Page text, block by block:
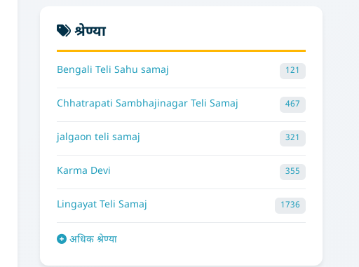
श्रेण्या
Bengali Teli Sahu samaj 121
Chhatrapati Sambhajinagar Teli Samaj 467
jalgaon teli samaj 321
Karma Devi 355
Lingayat Teli Samaj 1736
अधिक श्रेण्या